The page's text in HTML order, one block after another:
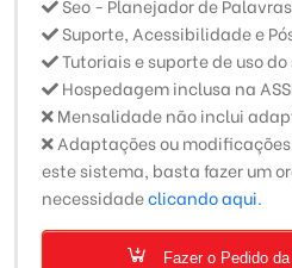
Seo - Planejador de
Suporte, Acessibilidade e
Tutoriais e suporte de uso
Hospedagem inclusa na
Mensalidade não inclui
Adaptações ou
este sistema, basta fazer um
necessidadeclicando aqui.
Fazer o Pedido